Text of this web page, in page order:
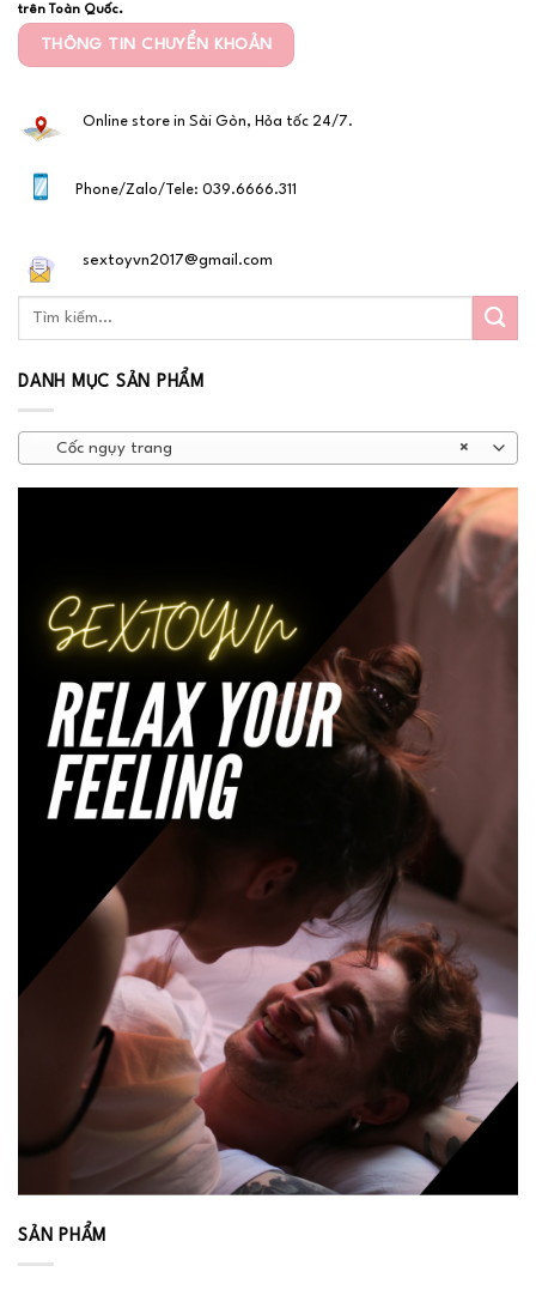
trên Toàn Quốc.
THÔNG TIN CHUYỂN KHOẢN
Online store in Sài Gòn, Hỏa tốc 24/7.
Phone/Zalo/Tele: 039.6666.311
sextoyvn2017@gmail.com
DANH MỤC SẢN PHẨM
×
Cốc ngụy trang
SẢN PHẨM